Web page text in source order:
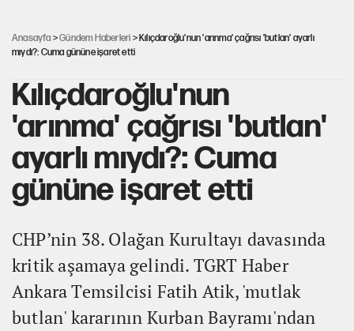
Anasayfa >Gündem Haberleri > Kılıçdaroğlu'nun 'arınma' çağrısı 'butlan' ayarlı
mıydı?: Cuma gününe işaret etti
Kılıçdaroğlu'nun
'arınma' çağrısı 'butlan'
ayarlı mıydı?: Cuma
gününe işaret etti
CHP’nin 38. Olağan Kurultayı davasında
kritik aşamaya gelindi. TGRT Haber
Ankara Temsilcisi Fatih Atik, 'mutlak
butlan' kararının Kurban Bayramı'ndan